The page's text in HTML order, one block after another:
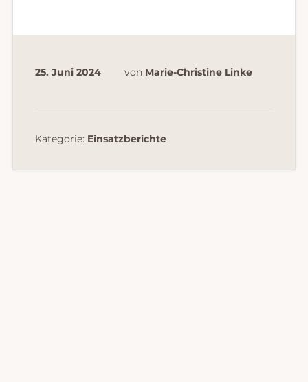
25. Juni 2024 von Marie-Christine Linke
Kategorie: Einsatzberichte